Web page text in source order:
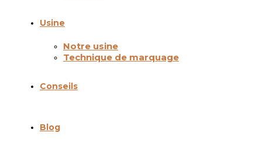
Usine
Notre usine
Technique de marquage
Conseils
Blog